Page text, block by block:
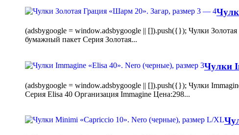
(adsbygoogle = window.adsbygoogle || []).push({}); Чулки
бумажный пакет Серия Золотая...
Чулки
(adsbygoogle = window.adsbygoogle || []).push({}); Чулки
Серия Elisa 40 Организация Immagine Цена:298...